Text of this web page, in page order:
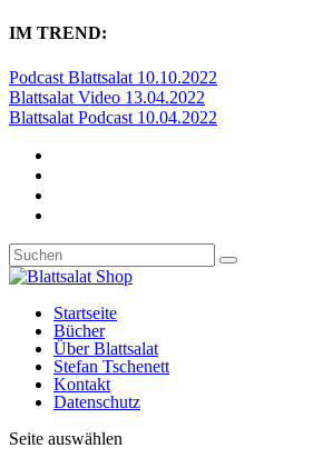
IM TREND:
Podcast Blattsalat 10.10.2022
Blattsalat Video 13.04.2022
Blattsalat Podcast 10.04.2022
Startseite
Bücher
Über Blattsalat
Stefan Tschenett
Kontakt
Datenschutz
Seite auswählen